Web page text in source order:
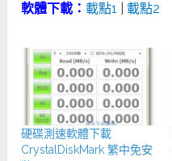
軟體下載：載點1 |載點2
硬碟測速軟體下載
CrystalDiskMark 繁中免安